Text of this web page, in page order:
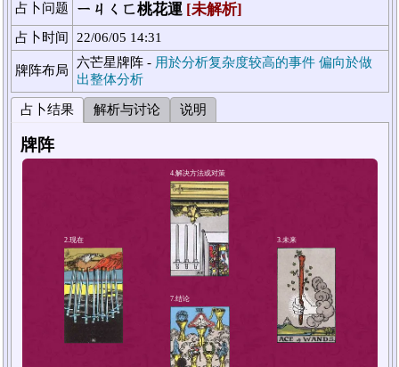
占卜问题 ㄧㄐㄑㄈ桃花運 [未解析]
占卜时间 22/06/05 14:31
牌阵布局
六芒星牌阵 - 用於分析复杂度较高的事件 偏向於做
出整体分析
占卜结果 解析与讨论 说明
牌阵